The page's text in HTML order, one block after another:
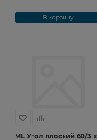
В корзину
ML Угол плоский 60/3 x